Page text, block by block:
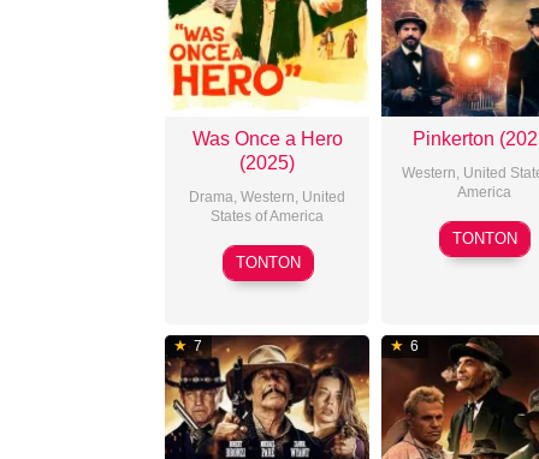
Was Once a Hero
(2025)
Drama, Western, United
States of America
2025-
04-
TONTON
Pinkerton
Western, United
America
Tiffany
TONTON
7 6